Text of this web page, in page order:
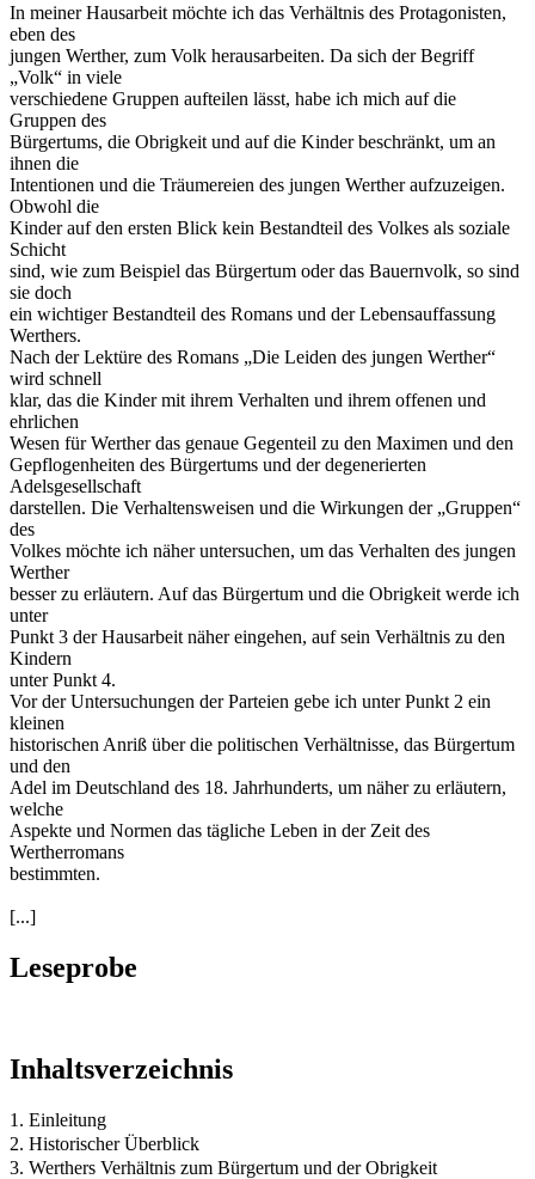
In meiner Hausarbeit möchte ich das Verhältnis des Protagonisten,
eben des
jungen Werther, zum Volk herausarbeiten. Da sich der Begriff
„Volk“ in viele
verschiedene Gruppen aufteilen lässt, habe ich mich auf die
Gruppen des
Bürgertums, die Obrigkeit und auf die Kinder beschränkt, um an
ihnen die
Intentionen und die Träumereien des jungen Werther aufzuzeigen.
Obwohl die
Kinder auf den ersten Blick kein Bestandteil des Volkes als soziale
Schicht
sind, wie zum Beispiel das Bürgertum oder das Bauernvolk, so sind
sie doch
ein wichtiger Bestandteil des Romans und der Lebensauffassung
Werthers.
Nach der Lektüre des Romans „Die Leiden des jungen Werther“
wird schnell
klar, das die Kinder mit ihrem Verhalten und ihrem offenen und
ehrlichen
Wesen für Werther das genaue Gegenteil zu den Maximen und den
Gepflogenheiten des Bürgertums und der degenerierten
Adelsgesellschaft
darstellen. Die Verhaltensweisen und die Wirkungen der „Gruppen“
des
Volkes möchte ich näher untersuchen, um das Verhalten des jungen
Werther
besser zu erläutern. Auf das Bürgertum und die Obrigkeit werde ich
unter
Punkt 3 der Hausarbeit näher eingehen, auf sein Verhältnis zu den
Kindern
unter Punkt 4.
Vor der Untersuchungen der Parteien gebe ich unter Punkt 2 ein
kleinen
historischen Anriß über die politischen Verhältnisse, das Bürgertum
und den
Adel im Deutschland des 18. Jahrhunderts, um näher zu erläutern,
welche
Aspekte und Normen das tägliche Leben in der Zeit des
Wertherromans
bestimmten.
[...]
Leseprobe
Inhaltsverzeichnis
1. Einleitung
2. Historischer Überblick
3. Werthers Verhältnis zum Bürgertum und der Obrigkeit